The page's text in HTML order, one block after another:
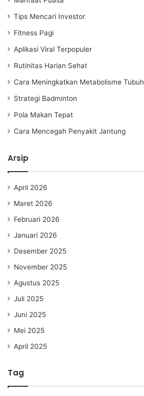
Tips Mencari Investor
Fitness Pagi
Aplikasi Viral Terpopuler
Rutinitas Harian Sehat
Cara Meningkatkan Metabolisme Tubuh
Strategi Badminton
Pola Makan Tepat
Cara Mencegah Penyakit Jantung
Arsip
April 2026
Maret 2026
Februari 2026
Januari 2026
Desember 2025
November 2025
Agustus 2025
Juli 2025
Juni 2025
Mei 2025
April 2025
Tag